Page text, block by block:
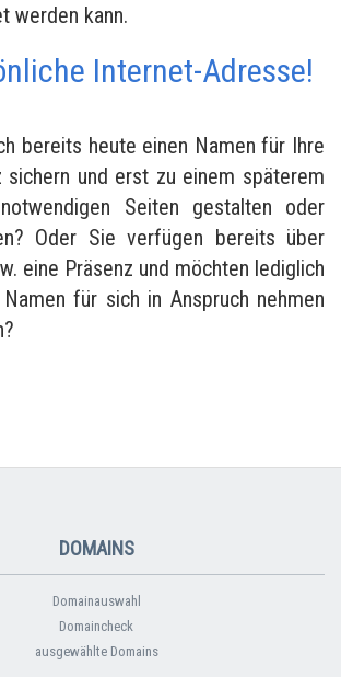
werden kann.
Internet-Adresse!
bereits heute einen Namen für Ihre
sichern und erst zu einem späterem
Seiten gestalten oder
Oder Sie verfügen bereits über
eine Präsenz und möchten lediglich
für sich in Anspruch nehmen
DOMAINS
Domainauswahl
Domaincheck
ausgewählte Domains